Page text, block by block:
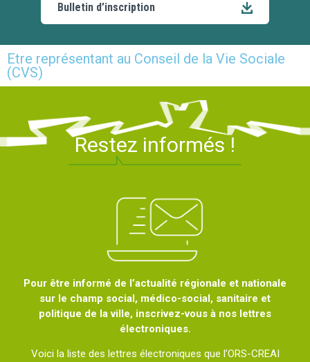
Bulletin d’inscription
Etre représentant au Conseil de la Vie Sociale
(CVS)
Restez informés !
Pour être informé de l’actualité régionale et nationale
sur le champ social, médico-social, sanitaire et
politique de la ville, inscrivez-vous à nos lettres
électroniques.
Voici la liste des lettres électroniques que l’ORS-CREAI